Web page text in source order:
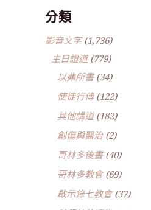
分類
影音文字(1,736)
主日證道(779)
以弗所書(34)
使徒行傳(122)
其他講道(182)
創傷與醫治(2)
哥林多後書(40)
哥林多教會(69)
啟示錄七教會(37)